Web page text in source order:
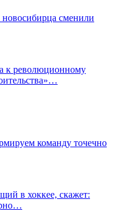
сменили
к революционному
команду точечно
в хоккее, скажет: